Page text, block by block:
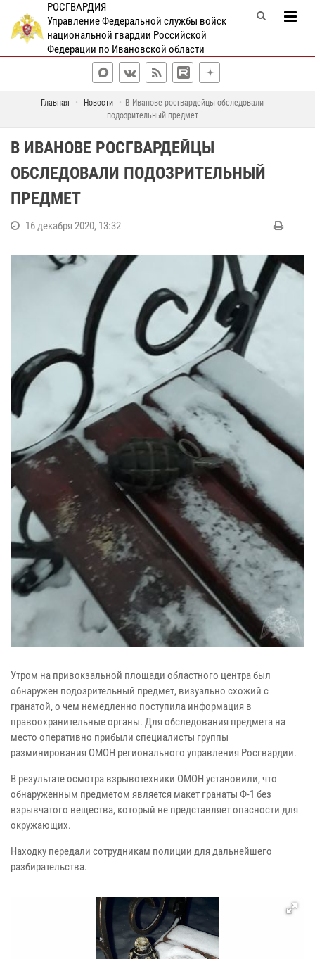
РОСГВАРДИЯ
Управление Федеральной службы войск
национальной гвардии Российской
Федерации по Ивановской области
Главная Новости
В Иванове росгвардейцы обследовали
подозрительный предмет
В ИВАНОВЕ РОСГВАРДЕЙЦЫ
ОБСЛЕДОВАЛИ ПОДОЗРИТЕЛЬНЫЙ
ПРЕДМЕТ
16 декабря 2020, 13:32
Утром на привокзальной площади областного центра был
обнаружен подозрительный предмет, визуально схожий с
гранатой, о чем немедленно поступила информация в
правоохранительные органы. Для обследования предмета на
место оперативно прибыли специалисты группы
разминирования ОМОН регионального управления Росгвардии.
В результате осмотра взрывотехники ОМОН установили, что
обнаруженным предметом является макет гранаты Ф-1 без
взрывчатого вещества, который не представляет опасности для
окружающих.
Находку передали сотрудникам полиции для дальнейшего
разбирательства.